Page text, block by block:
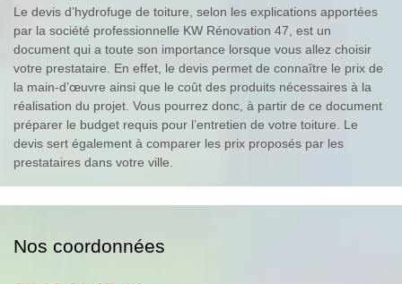
Le devis d’hydrofuge de toiture, selon les explications apportées
par la société professionnelle KW Rénovation 47, est un
document qui a toute son importance lorsque vous allez choisir
votre prestataire. En effet, le devis permet de connaître le prix de
la main-d’œuvre ainsi que le coût des produits nécessaires à la
réalisation du projet. Vous pourrez donc, à partir de ce document
préparer le budget requis pour l’entretien de votre toiture. Le
devis sert également à comparer les prix proposés par les
prestataires dans votre ville.
Nos coordonnées